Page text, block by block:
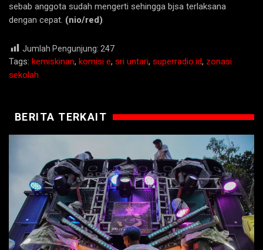
sebab anggota sudah mengerti sehingga bjsa terlaksana
dengan cepat. (nio/red)
Jumlah Pengunjung: 247
Tags: kemiskinan, komisi e, sri untari, superradio.id, zonasi
sekolah
BERITA TERKAIT